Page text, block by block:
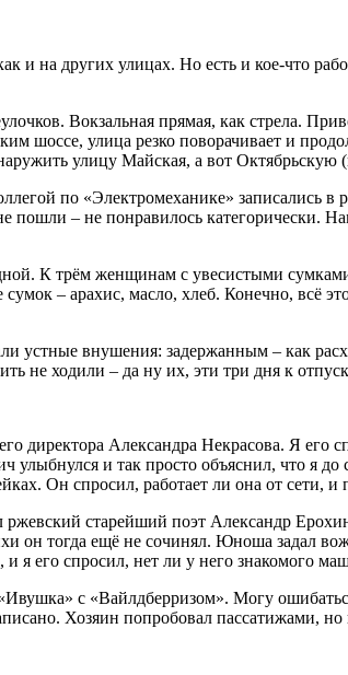
и на других улицах. Но есть и кое-что
Вокзальная прямая, как стрела.
шоссе, улица резко поворачивает и
улицу Майская, а вот Октябрьскую
по «Электромеханике» записались
– не понравилось категорически.
К трём женщинам с увесистыми
– арахис, масло, хлеб. Конечно, всё
устные внушения: задержанным – как
не ходили – да ну их, эти три дня к
директора Александра Некрасова. Я его
и так просто объяснил, что я
Он спросил, работает ли она от сети,
старейший поэт Александр
он тогда ещё не сочинял. Юноша задал
его спросил, нет ли у него знакомого
с «Вайлдберризом». Могу
Хозяин попробовал пассатижами,